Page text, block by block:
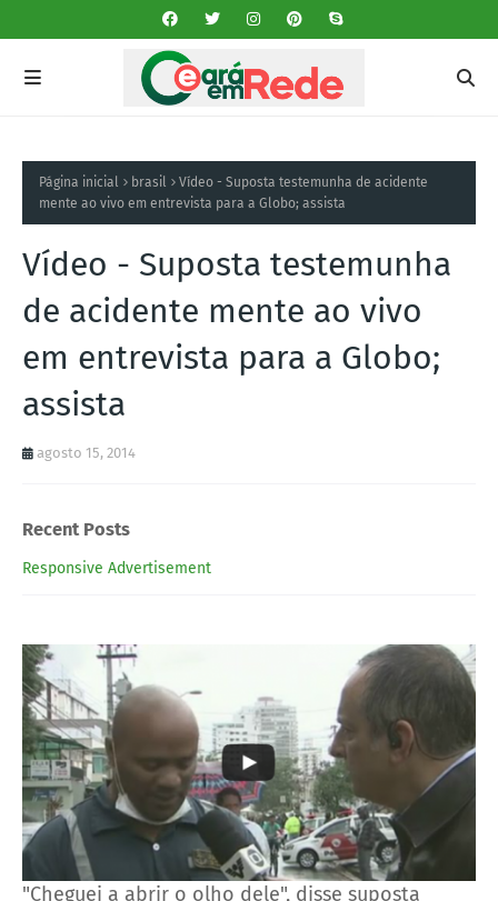
Página inicial brasil
Vídeo - Suposta testemunha de acidente
mente ao vivo em entrevista para a Globo; assista
Vídeo - Suposta testemunha
de acidente mente ao vivo
em entrevista para a Globo;
assista
agosto 15, 2014
Recent Posts
Responsive Advertisement
"Cheguei a abrir o olho dele", disse suposta